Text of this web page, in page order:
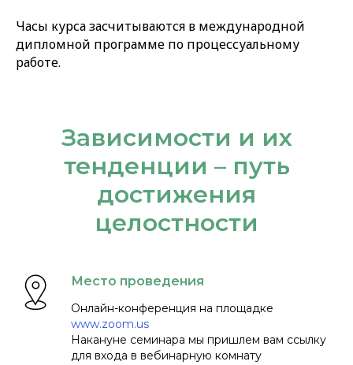
Часы курса засчитываются в международной
дипломной программе по процессуальному
работе.
Зависимости и их
тенденции – путь
достижения
целостности
Место проведения
Онлайн-конференция на площадке
www.zoom.us
Накануне семинара мы пришлем вам ссылку
для входа в вебинарную комнату